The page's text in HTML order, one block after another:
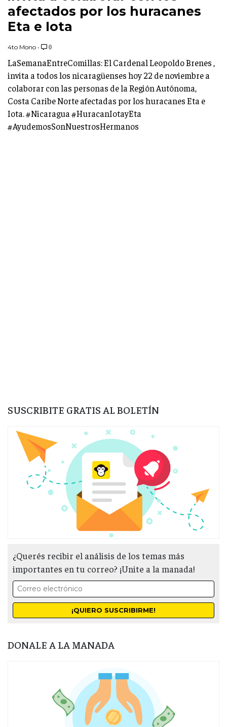
afectados por los huracanes
Eta e Iota
4to Mono • 0
LaSemanaEntreComillas: El Cardenal Leopoldo Brenes ,
invita a todos los nicaragüenses hoy 22 de noviembre a
colaborar con las personas de la Región Autónoma,
Costa Caribe Norte afectadas por los huracanes Eta e
Iota. #Nicaragua #HuracanIotayEta
#AyudemosSonNuestrosHermanos
SUSCRIBITE GRATIS AL BOLETÍN
¿Querés recibir el análisis de los temas más
importantes en tu correo? ¡Unite a la manada!
DONALE A LA MANADA